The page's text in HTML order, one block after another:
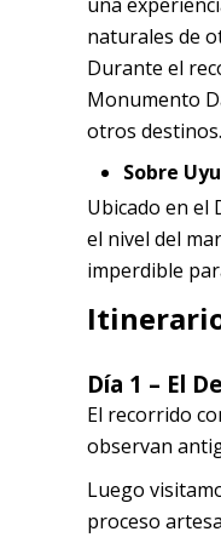
naturales de
Durante el
Monumento
otros destinos.
Sobre
Ubicado en el
el nivel del
imperdible
Día 1 – El
El recorrido
observan
Luego
proceso